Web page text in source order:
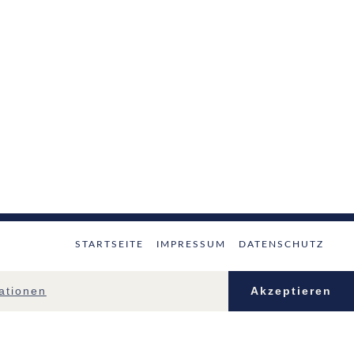
Akzeptieren
STARTSEITE IMPRESSUM DATENSCHUTZ